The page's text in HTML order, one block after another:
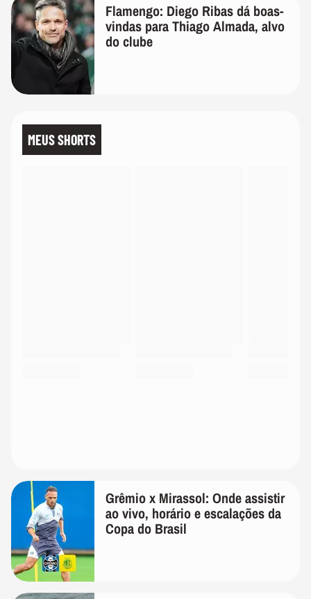
Flamengo: Diego Ribas dá boas-
vindas para Thiago Almada, alvo
do clube
MEUS SHORTS
Grêmio x Mirassol: Onde assistir
ao vivo, horário e escalações da
Copa do Brasil